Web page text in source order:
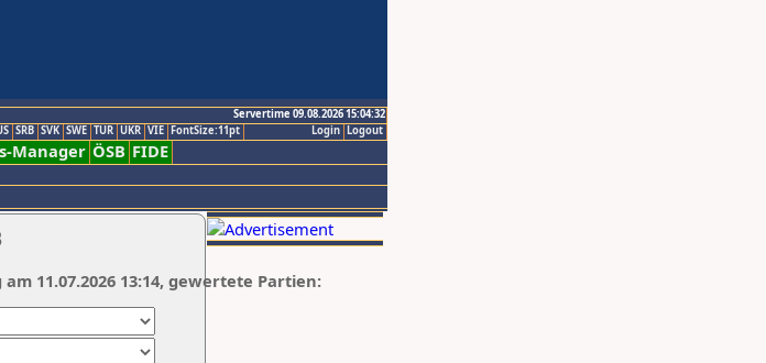
Servertime 09.08.2026 15:04:32
Logout
Login
SRB SVK SWE TUR UKR VIE FontSize:11pt
Manager ÖSB FIDE
11.07.2026 13:14, gewertete Partien: